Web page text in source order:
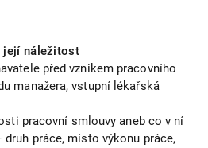
její náležitost
před vznikem pracovního
manažera, vstupní lékařská
pracovní smlouvy aneb co v ní
práce, místo výkonu práce,